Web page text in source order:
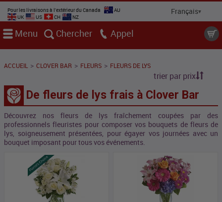
Pour les livraisons à l'extérieur du Canada
AU
UK
US CH NZ
Menu Chercher Appel
ACCUEIL > CLOVER BAR > FLEURS > FLEURS DE LYS
trier par prix
De fleurs de lys frais à Clover Bar
Découvrez nos fleurs de lys fraîchement coupées par des
professionnels fleuristes pour composer vos bouquets de fleurs de
lys, soigneusement présentées, pour égayer vos journées avec un
bouquet imposant pour tous vos événements.